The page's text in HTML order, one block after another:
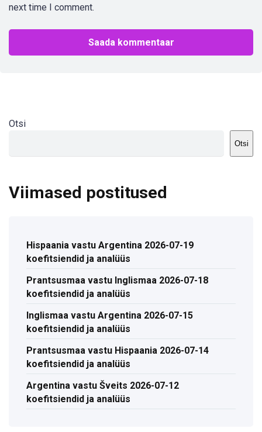
next time I comment.
Otsi
Otsi
Viimased postitused
Hispaania vastu Argentina 2026-07-19
koefitsiendid ja analüüs
Prantsusmaa vastu Inglismaa 2026-07-18
koefitsiendid ja analüüs
Inglismaa vastu Argentina 2026-07-15
koefitsiendid ja analüüs
Prantsusmaa vastu Hispaania 2026-07-14
koefitsiendid ja analüüs
Argentina vastu Šveits 2026-07-12
koefitsiendid ja analüüs